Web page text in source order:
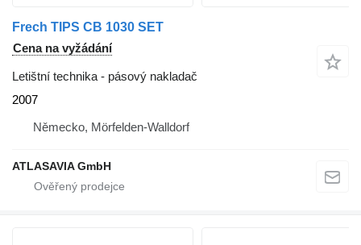
Frech TIPS CB 1030 SET
Cena na vyžádání
Letištní technika - pásový nakladač
2007
Německo, Mörfelden-Walldorf
ATLASAVIA GmbH